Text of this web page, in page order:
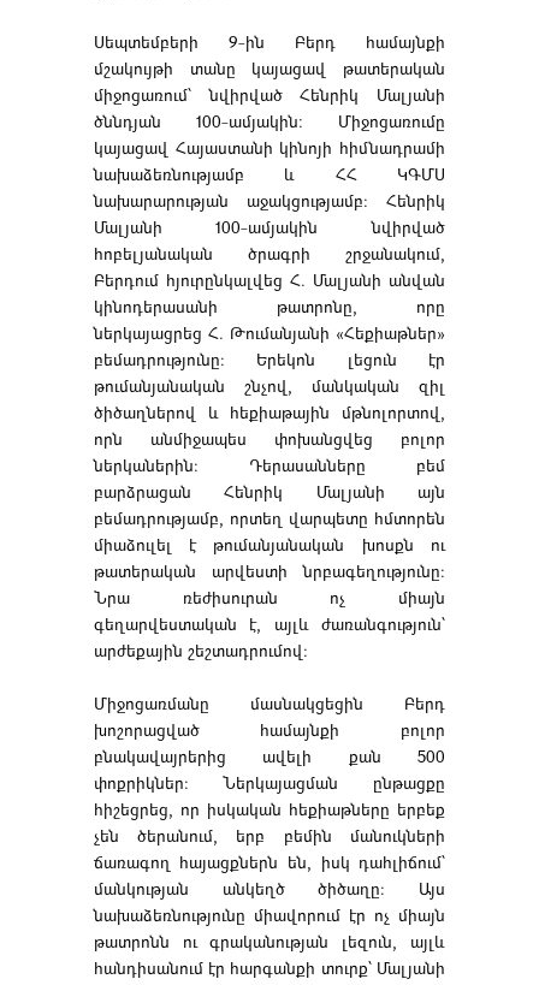
Սեպտեմբերի 9-ին Բերդ համայնքի
մշակույթի տանը կայացավ թատերական
միջոցառում՝ նվիրված Հենրիկ Մալյանի
ծննդյան 100-ամյակին: Միջոցառումը
կայացավ Հայաստանի կինոյի հիմնադրամի
նախաձեռնությամբ և ՀՀ ԿԳՄՍ
նախարարության աջակցությամբ։ Հենրիկ
Մալյանի 100-ամյակին նվիրված
հոբելյանական ծրագրի շրջանակում,
Բերդում հյուրընկալվեց Հ. Մալյանի անվան
կինոդերասանի թատրոնը, որը
ներկայացրեց Հ. Թումանյանի «Հեքիաթներ»
բեմադրությունը։ Երեկոն լեցուն էր
թումանյանական շնչով, մանկական զիլ
ծիծաղներով և հեքիաթային մթնոլորտով,
որն անմիջապես փոխանցվեց բոլոր
ներկաներին։ Դերասանները բեմ
բարձրացան Հենրիկ Մալյանի այն
բեմադրությամբ, որտեղ վարպետը հմտորեն
միաձուլել է թումանյանական խոսքն ու
թատերական արվեստի նրբագեղությունը։
Նրա ռեժիսուրան ոչ միայն
գեղարվեստական է, այլև ժառանգություն՝
արժեքային շեշտադրումով։
Միջոցառմանը մասնակցեցին Բերդ
խոշորացված համայնքի բոլոր
բնակավայրերից ավելի քան 500
փոքրիկներ։ Ներկայացման ընթացքը
հիշեցրեց, որ իսկական հեքիաթները երբեք
չեն ծերանում, երբ բեմին մանուկների
ճառագող հայացքներն են, իսկ դահլիճում՝
մանկության անկեղծ ծիծաղը։ Այս
նախաձեռնությունը միավորում էր ոչ միայն
թատրոնն ու գրականության լեզուն, այլև
հանդիսանում էր հարգանքի տուրք՝ Մալյանի